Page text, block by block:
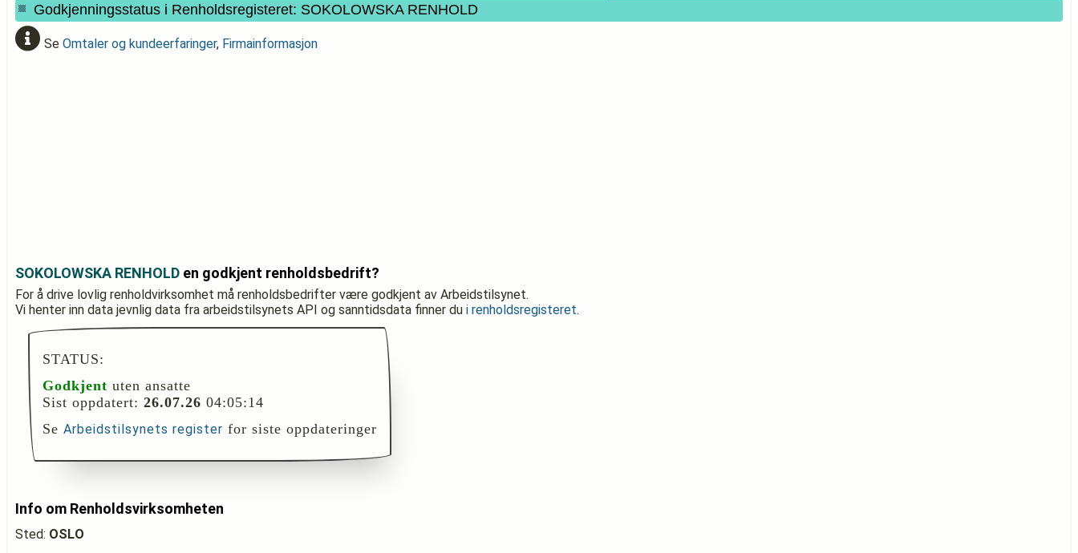
Godkjenningsstatus i Renholdsregisteret: SOKOLOWSKA RENHOLD
Se Omtaler og kundeerfaringer, Firmainformasjon
SOKOLOWSKA RENHOLD en godkjent renholdsbedrift?
For å drive lovlig renholdvirksomhet må renholdsbedrifter være godkjent av Arbeidstilsynet.
Vi henter inn data jevnlig data fra arbeidstilsynets API og sanntidsdata finner du i renholdsregisteret.
STATUS:
Godkjent uten ansatte
Sist oppdatert: 26.07.26 04:05:14
Se Arbeidstilsynets register for siste oppdateringer
Info om Renholdsvirksomheten
Sted: OSLO